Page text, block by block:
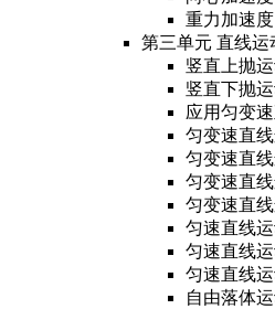
重力加速度
第三单元 直线运
竖直上抛
竖直下抛
应用匀变
匀变速直
匀变速直
匀变速直
匀变速直
匀速直线
匀速直线
匀速直线
自由落体